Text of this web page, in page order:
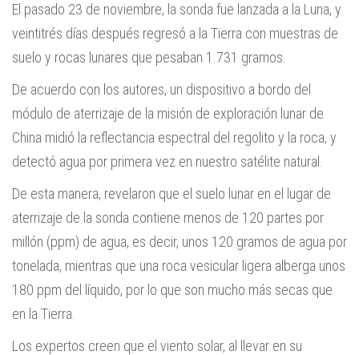
El pasado 23 de noviembre, la sonda fue lanzada a la Luna, y
veintitrés días después regresó a la Tierra con muestras de
suelo y rocas lunares que pesaban 1.731 gramos.
De acuerdo con los autores, un dispositivo a bordo del
módulo de aterrizaje de la misión de exploración lunar de
China midió la reflectancia espectral del regolito y la roca, y
detectó agua por primera vez en nuestro satélite natural.
De esta manera, revelaron que el suelo lunar en el lugar de
aterrizaje de la sonda contiene menos de 120 partes por
millón (ppm) de agua, es decir, unos 120 gramos de agua por
tonelada, mientras que una roca vesicular ligera alberga unos
180 ppm del líquido, por lo que son mucho más secas que
en la Tierra.
Los expertos creen que el viento solar, al llevar en su